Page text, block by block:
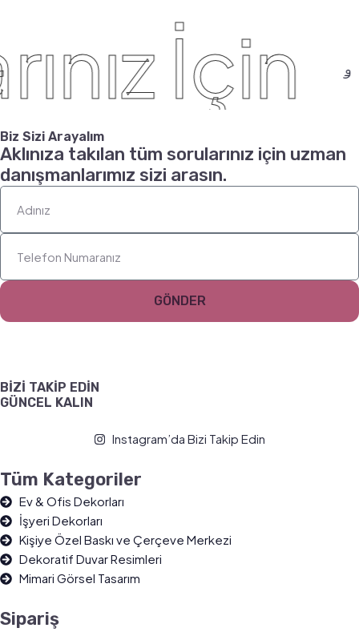
İçin
Biz Sizi Arayalım
Aklınıza takılan tüm sorularınız için uzman
danışmanlarımız sizi arasın.
GÖNDER
BİZİ TAKİP EDİN
GÜNCEL KALIN
Instagram’da Bizi Takip Edin
Tüm Kategoriler
Ev & Ofis Dekorları
İşyeri Dekorları
Kişiye Özel Baskı ve Çerçeve Merkezi
Dekoratif Duvar Resimleri
Mimari Görsel Tasarım
Sipariş